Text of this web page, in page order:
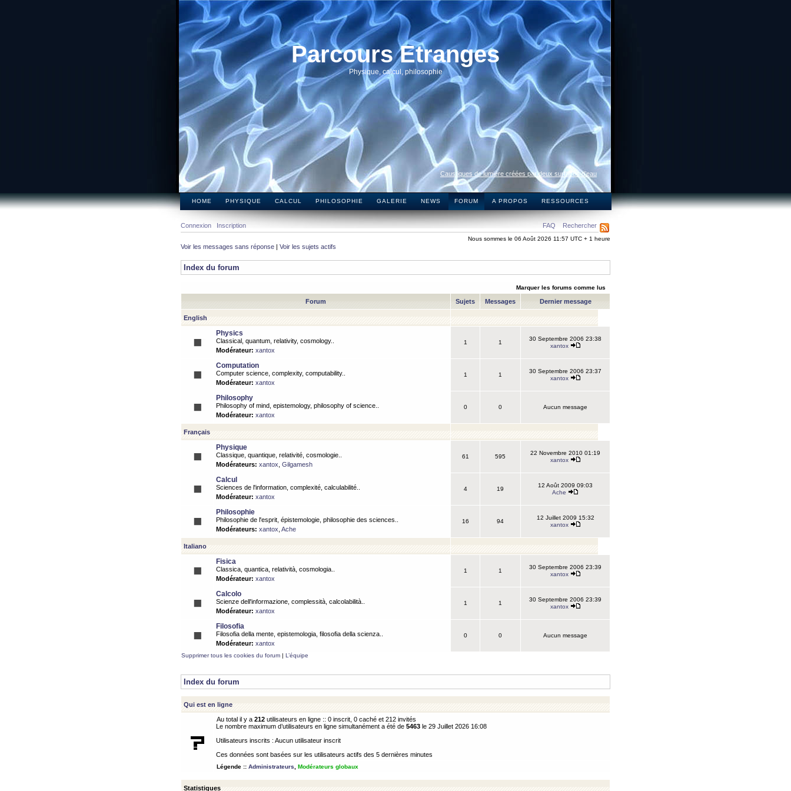
Parcours Etranges
Physique, calcul, philosophie
Caustiques de lumière créées par deux surfaces d’eau
HOME PHYSIQUE CALCUL PHILOSOPHIE GALERIE NEWS FORUM A PROPOS RESSOURCES
FAQ Rechercher
Connexion Inscription
Nous sommes le 06 Août 2026 11:57 UTC + 1 heure
Voir les messages sans réponse | Voir les sujets actifs
Index du forum
Marquer les forums comme lus
Forum Sujets Messages Dernier message
English
Physics
Classical, quantum, relativity, cosmology..
Modérateur: xantox
1 1
30 Septembre 2006 23:38
xantox
Computation
Computer science, complexity, computability..
Modérateur: xantox
1 1
30 Septembre 2006 23:37
xantox
Philosophy
Philosophy of mind, epistemology, philosophy of science..
Modérateur: xantox
0 0 Aucun message
Français
Physique
Classique, quantique, relativité, cosmologie..
Modérateurs: xantox Gilgamesh
61 595
22 Novembre 2010 01:19
xantox
Calcul
Sciences de l'information, complexité, calculabilité..
Modérateur: xantox
4 19
12 Août 2009 09:03
Ache
Philosophie
Philosophie de l'esprit, épistemologie, philosophie des sciences..
Modérateurs: xantox Ache
16 94
12 Juillet 2009 15:32
xantox
Italiano
Fisica
Classica, quantica, relatività, cosmologia..
Modérateur: xantox
1 1
30 Septembre 2006 23:39
xantox
Calcolo
Scienze dell'informazione, complessità, calcolabilità..
Modérateur: xantox
1 1
30 Septembre 2006 23:39
xantox
Filosofia
Filosofia della mente, epistemologia, filosofia della scienza..
Modérateur: xantox
0 0 Aucun message
Supprimer tous les cookies du forum | L’équipe
Index du forum
Qui est en ligne
Au total il y a 212 utilisateurs en ligne :: 0 inscrit, 0 caché et 212 invités
Le nombre maximum d’utilisateurs en ligne simultanément a été de 5463 le 29 Juillet 2026 16:08
Utilisateurs inscrits : Aucun utilisateur inscrit
Ces données sont basées sur les utilisateurs actifs des 5 dernières minutes
Légende :: Administrateurs Modérateurs globaux
Statistiques